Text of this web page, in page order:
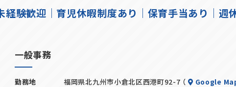
験歓迎｜育児休暇制度あり｜保育手当あり｜週
一般事務
勤務地 福岡県北九州市小倉北区西港町92-7 （ Google